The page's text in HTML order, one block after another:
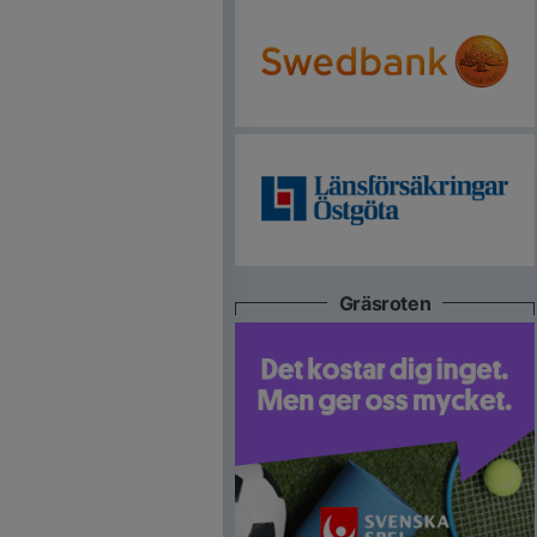
Gräsroten